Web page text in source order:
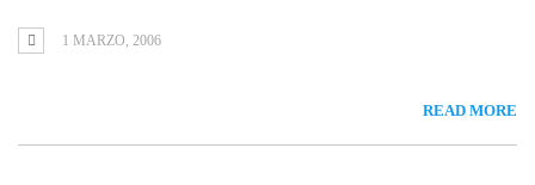
1 MARZO, 2006
READ MORE